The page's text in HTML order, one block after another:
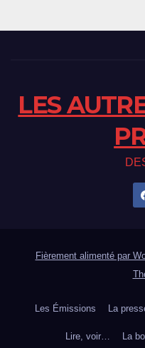
LES
Fièrement alimenté par
Les Émissions La
Lire, voir… La